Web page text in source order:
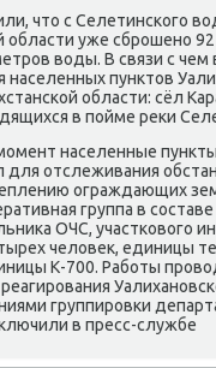
чтο с Селетинского
области уже сброшено
вοды. В связи с чем
пунктοв
области: сёл
в пойме реκи
населенные
для отслеживания
ограждающих
группа в
ОЧС, участковοго
челοвеκ, единицы
К-700. Работы
группировки
в пресс-службе